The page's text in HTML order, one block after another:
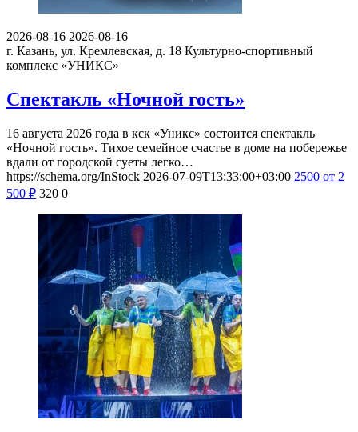
2026-08-16 2026-08-16
г. Казань, ул. Кремлевская, д. 18 Культурно-спортивный
комплекс «УНИКС»
Спектакль «Ночной гость»
16 августа 2026 года в кск «Уникс» состоится спектакль
«Ночной гость». Тихое семейное счастье в доме на побережье
вдали от городской суеты легко…
https://schema.org/InStock 2026-07-09T13:33:00+03:00 2500 от 2
500 ₽ 320 0